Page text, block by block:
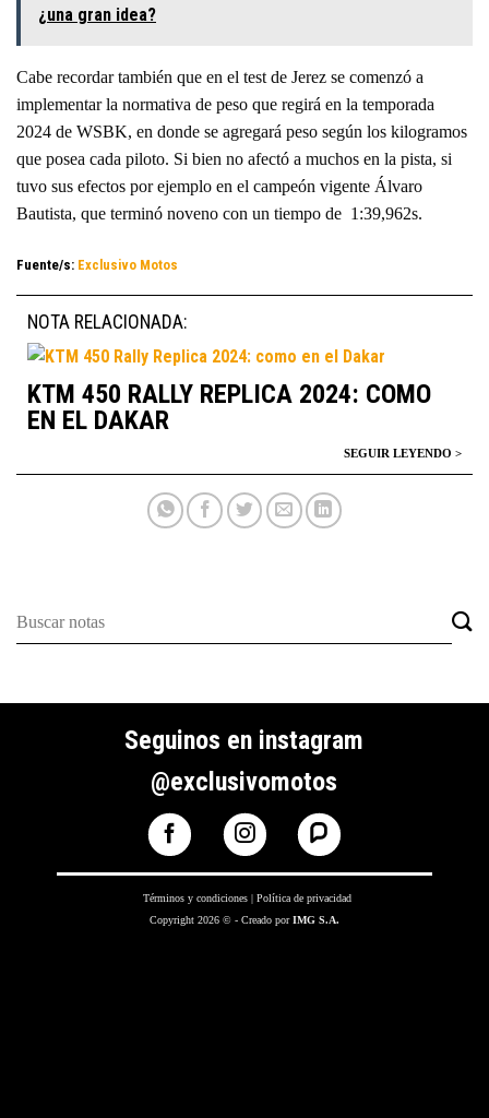
¿una gran idea?
Cabe recordar también que en el test de Jerez se comenzó a
implementar la normativa de peso que regirá en la temporada
2024 de WSBK, en donde se agregará peso según los kilogramos
que posea cada piloto. Si bien no afectó a muchos en la pista, si
tuvo sus efectos por ejemplo en el campeón vigente Álvaro
Bautista, que terminó noveno con un tiempo de 1:39,962s.
Fuente/s: Exclusivo Motos
NOTA RELACIONADA:
KTM 450 RALLY REPLICA 2024: COMO
EN EL DAKAR
Seguinos en instagram
@exclusivomotos
Términos y condiciones |Política de privacidad
Copyright 2026 © - Creado porIMG S.A.